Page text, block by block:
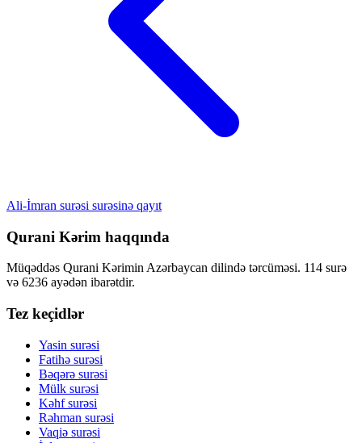
Ali-İmran surəsi surəsinə qayıt
Qurani Kərim haqqında
Müqəddəs Qurani Kərimin Azərbaycan dilində tərcüməsi. 114 surə
və 6236 ayədən ibarətdir.
Tez keçidlər
Yasin surəsi
Fatihə surəsi
Bəqərə surəsi
Mülk surəsi
Kəhf surəsi
Rəhman surəsi
Vaqiə surəsi